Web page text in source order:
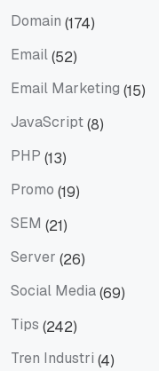
Domain (174)
Email(52)
Email Marketing (15)
JavaScript(8)
PHP (13)
Promo (19)
SEM (21)
Server (26)
Social Media(69)
Tips (242)
Tren Industri (4)